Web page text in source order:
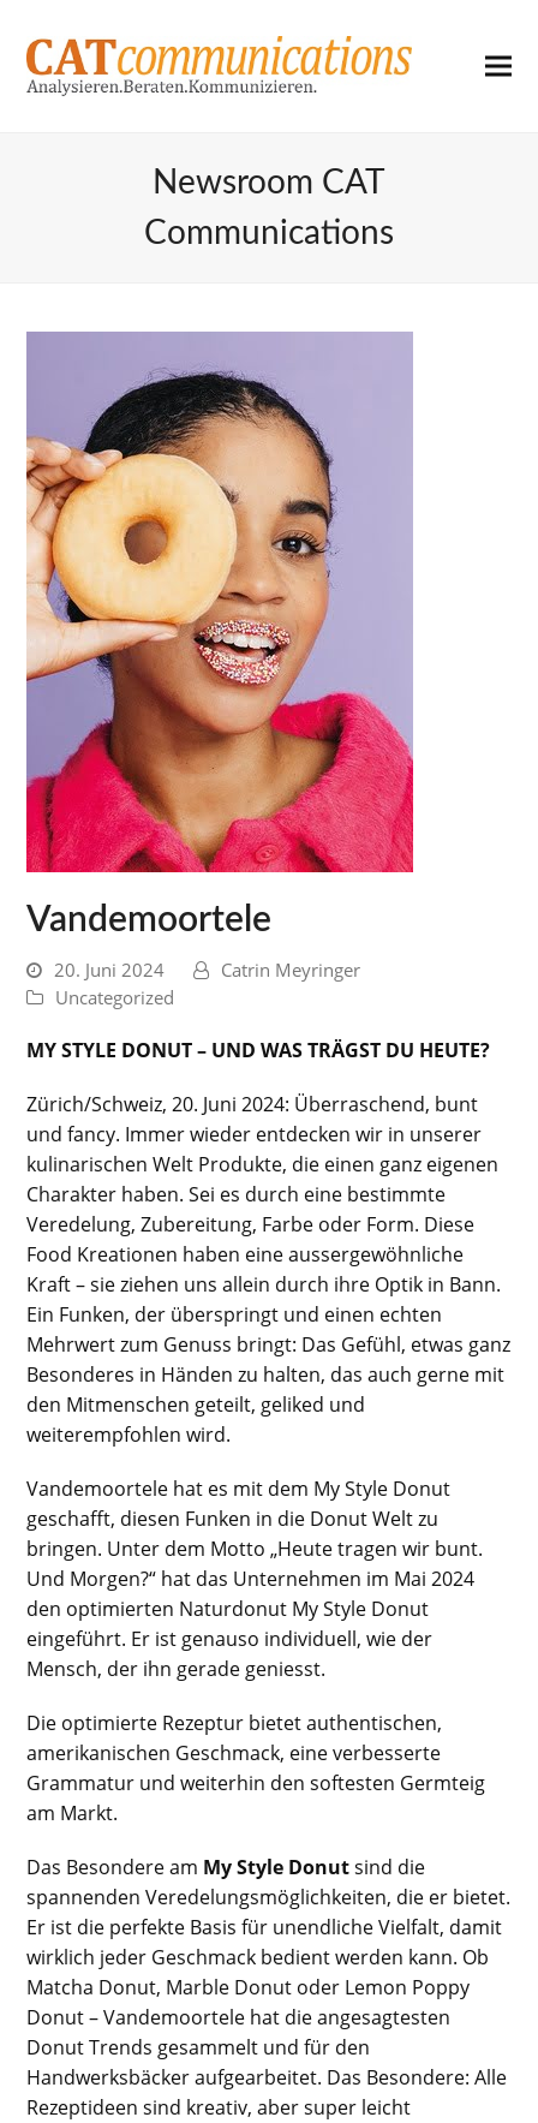
Newsroom CAT
Communications
Vandemoortele
20. Juni 2024
Catrin Meyringer
Uncategorized
MY STYLE DONUT – UND WAS TRÄGST DU HEUTE?
Zürich/Schweiz, 20. Juni 2024: Überraschend, bunt
und fancy. Immer wieder entdecken wir in unserer
kulinarischen Welt Produkte, die einen ganz eigenen
Charakter haben. Sei es durch eine bestimmte
Veredelung, Zubereitung, Farbe oder Form. Diese
Food Kreationen haben eine aussergewöhnliche
Kraft – sie ziehen uns allein durch ihre Optik in Bann.
Ein Funken, der überspringt und einen echten
Mehrwert zum Genuss bringt: Das Gefühl, etwas ganz
Besonderes in Händen zu halten, das auch gerne mit
den Mitmenschen geteilt, geliked und
weiterempfohlen wird.
Vandemoortele hat es mit dem My Style Donut
geschafft, diesen Funken in die Donut Welt zu
bringen. Unter dem Motto „Heute tragen wir bunt.
Und Morgen?“ hat das Unternehmen im Mai 2024
den optimierten Naturdonut My Style Donut
eingeführt. Er ist genauso individuell, wie der
Mensch, der ihn gerade geniesst.
Die optimierte Rezeptur bietet authentischen,
amerikanischen Geschmack, eine verbesserte
Grammatur und weiterhin den softesten Germteig
am Markt.
Das Besondere am My Style Donutsind die
spannenden Veredelungsmöglichkeiten, die er bietet.
Er ist die perfekte Basis für unendliche Vielfalt, damit
wirklich jeder Geschmack bedient werden kann. Ob
Matcha Donut, Marble Donut oder Lemon Poppy
Donut – Vandemoortele hat die angesagtesten
Donut Trends gesammelt und für den
Handwerksbäcker aufgearbeitet. Das Besondere: Alle
Rezeptideen sind kreativ, aber super leicht